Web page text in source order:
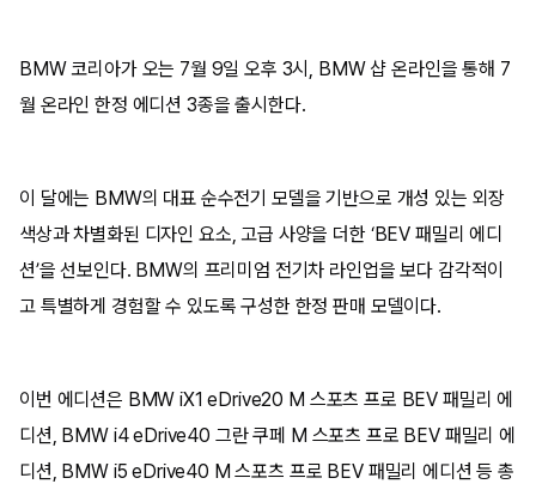
BMW 코리아가 오는 7월 9일 오후 3시, BMW 샵 온라인을 통해 7
월 온라인 한정 에디션 3종을 출시한다.
이 달에는 BMW의 대표 순수전기 모델을 기반으로 개성 있는 외장
색상과 차별화된 디자인 요소, 고급 사양을 더한 ‘BEV 패밀리 에디
션’을 선보인다. BMW의 프리미엄 전기차 라인업을 보다 감각적이
고 특별하게 경험할 수 있도록 구성한 한정 판매 모델이다.
이번 에디션은 BMW iX1 eDrive20 M 스포츠 프로 BEV 패밀리 에
디션, BMW i4 eDrive40 그란 쿠페 M 스포츠 프로 BEV 패밀리 에
디션, BMW i5 eDrive40 M 스포츠 프로 BEV 패밀리 에디션 등 총